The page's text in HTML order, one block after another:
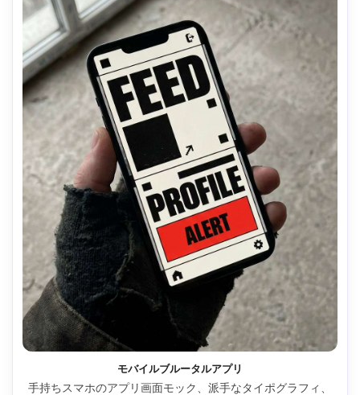
モバイルブルータルアプリ
手持ちスマホのアプリ画面モック、派手なタイポグラフィ、